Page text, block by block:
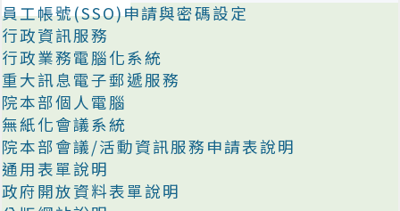
員工帳號(SSO)申請與密碼設定
行政資訊服務
行政業務電腦化系統
重大訊息電子郵遞服務
院本部個人電腦
無紙化會議系統
院本部會議/活動資訊服務申請表說明
通用表單說明
政府開放資料表單說明